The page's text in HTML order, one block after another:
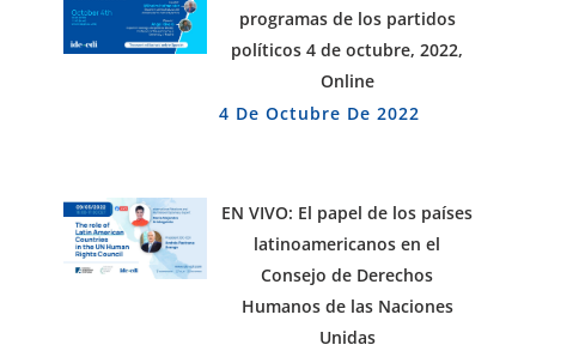
programas de los partidos
políticos 4 de octubre, 2022,
Online
4 De Octubre De 2022
EN VIVO: El papel de los países
latinoamericanos en el
Consejo de Derechos
Humanos de las Naciones
Unidas